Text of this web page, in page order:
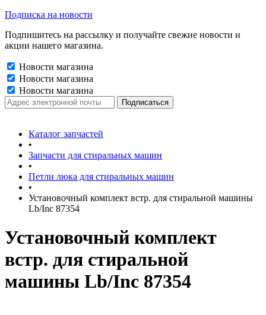
Подписка на новости
Подпишитесь на рассылку и получайте свежие новости и
акции нашего магазина.
Новости магазина
Новости магазина
Новости магазина
Каталог запчастей
•
Запчасти для стиральных машин
•
Петли люка для стиральных машин
•
Установочный комплект встр. для стиральной машины
Lb/Inc 87354
Установочный комплект
встр. для стиральной
машины Lb/Inc 87354